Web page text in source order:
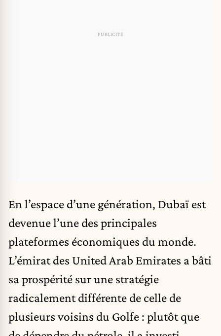
En l’espace d’une génération, Dubaï est
devenue l’une des principales
plateformes économiques du monde.
L’émirat des United Arab Emirates a bâti
sa prospérité sur une stratégie
radicalement différente de celle de
plusieurs voisins du Golfe : plutôt que